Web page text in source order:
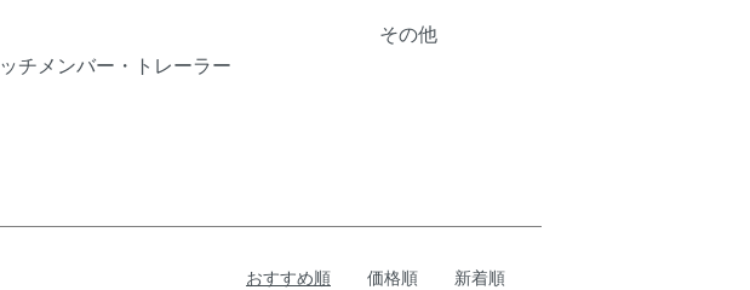
チメンバー・トレーラー
その他
おすすめ順 価格順 新着順